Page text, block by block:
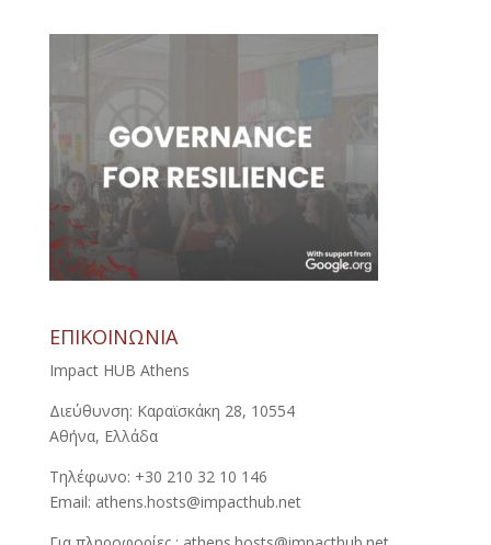
ΕΠΙΚΟΙΝΩΝΙΑ
Impact HUB Athens
Διεύθυνση: Καραϊσκάκη 28, 10554
Αθήνα, Ελλάδα
Τηλέφωνο: +30 210 32 10 146
Email: athens.hosts@impacthub.net